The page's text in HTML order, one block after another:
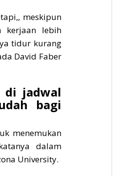
meskipun
kerjaan lebih
tidur kurang
David Faber
di jadwal
bagi
menemukan
dalam
University.